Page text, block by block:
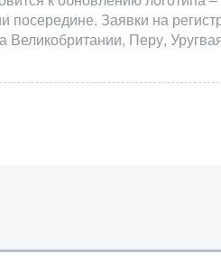
посередине. Заявки на
Великобритании, Перу,